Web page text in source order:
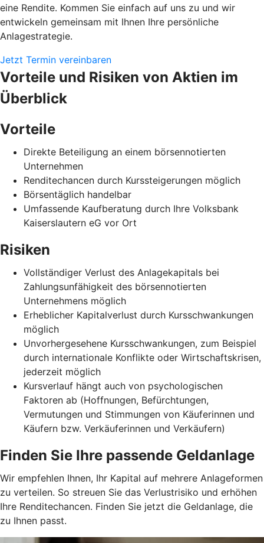
eine Rendite. Kommen Sie einfach auf uns zu und wir
entwickeln gemeinsam mit Ihnen Ihre persönliche
Anlagestrategie.
Jetzt Termin vereinbaren
Vorteile und Risiken von Aktien im
Überblick
Vorteile
Direkte Beteiligung an einem börsennotierten
Unternehmen
Renditechancen durch Kurssteigerungen möglich
Börsentäglich handelbar
Umfassende Kaufberatung durch Ihre Volksbank
Kaiserslautern eG vor Ort
Risiken
Vollständiger Verlust des Anlagekapitals bei
Zahlungsunfähigkeit des börsennotierten
Unternehmens möglich
Erheblicher Kapitalverlust durch Kursschwankungen
möglich
Unvorhergesehene Kursschwankungen, zum Beispiel
durch internationale Konflikte oder Wirtschaftskrisen,
jederzeit möglich
Kursverlauf hängt auch von psychologischen
Faktoren ab (Hoffnungen, Befürchtungen,
Vermutungen und Stimmungen von Käuferinnen und
Käufern bzw. Verkäuferinnen und Verkäufern)
Finden Sie Ihre passende Geldanlage
Wir empfehlen Ihnen, Ihr Kapital auf mehrere Anlageformen
zu verteilen. So streuen Sie das Verlustrisiko und erhöhen
Ihre Renditechancen. Finden Sie jetzt die Geldanlage, die
zu Ihnen passt.